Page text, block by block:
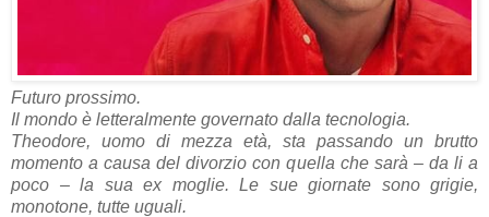
Futuro prossimo.
Il mondo è letteralmente governato dalla tecnologia.
Theodore, uomo di mezza età, sta passando un brutto
momento a causa del divorzio con quella che sarà – da li a
poco – la sua ex moglie. Le sue giornate sono grigie,
monotone, tutte uguali.